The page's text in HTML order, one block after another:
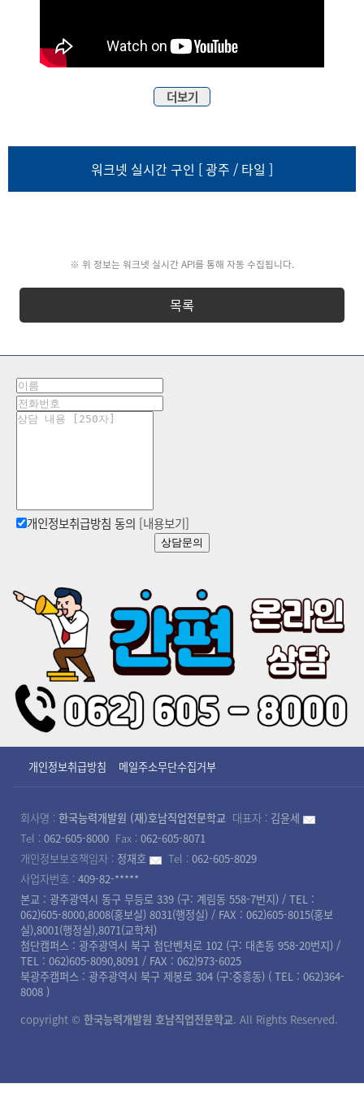
더보기
워크넷 실시간 구인 [ 광주 / 타일 ]
※ 위 정보는 워크넷 실시간 API를 통해 자동 수집됩니다.
목록
개인정보취급방침 동의 [내용보기]
상담문의
개인정보취급방침 메일주소무단수집거부
회사명 : 한국능력개발원 (재)호남직업전문학교 대표자 : 김윤세
Tel : 062-605-8000 Fax : 062-605-8071
개인정보보호책임자 : 정재호 Tel : 062-605-8029
사업자번호 : 409-82-*****
본교 : 광주광역시 동구 무등로 339 (구: 계림동 558-7번지) / TEL :
062)605-8000,8008(홍보실) 8031(행정실) / FAX : 062)605-8015(홍보
실),8001(행정실),8071(교학처)
첨단캠퍼스 : 광주광역시 북구 첨단벤처로 102 (구: 대촌동 958-20번지) /
TEL : 062)605-8090,8091 / FAX : 062)973-6025
북광주캠퍼스 : 광주광역시 북구 제봉로 304 (구:중흥동) ( TEL : 062)364-
8008 )
copyright © 한국능력개발원 호남직업전문학교. All Rights Reserved.